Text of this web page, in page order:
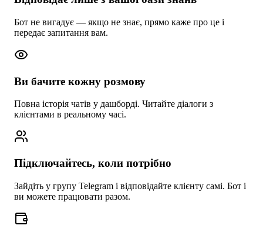
Бот не вигадує — якщо не знає, прямо каже про це і
передає запитання вам.
Ви бачите кожну розмову
Повна історія чатів у дашборді. Читайте діалоги з
клієнтами в реальному часі.
Підключайтесь, коли потрібно
Зайдіть у групу Telegram і відповідайте клієнту самі. Бот і
ви можете працювати разом.